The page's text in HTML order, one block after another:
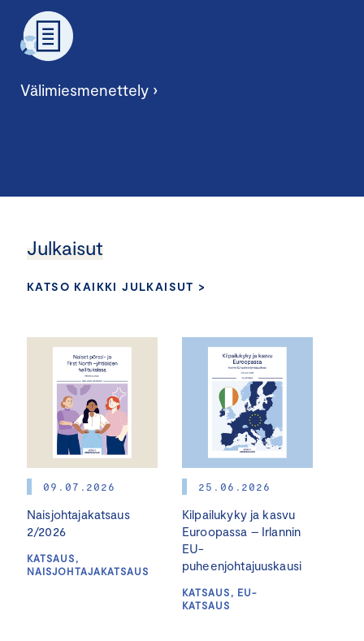
Välimiesmenettely ›
Julkaisut
KATSO KAIKKI JULKAISUT >
09.07.2026
Naisjohtajakatsaus
2/2026
KATSAUS,
NAISJOHTAJAKATSAUS
25.06.2026
Kilpailukyky ja kasvu
Euroopassa – Irlannin
EU-
puheenjohtajuuskausi
KATSAUS, EU-
KATSAUS